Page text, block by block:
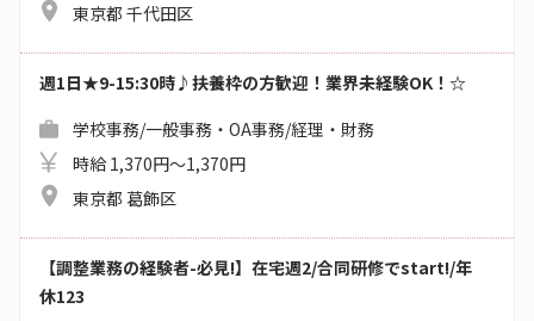
東京都 千代田区
週1日★9-15:30時♪扶養枠の方歓迎！業界未経験OK！☆
学校事務/一般事務・OA事務/経理・財務
時給 1,370円～1,370円
東京都 葛飾区
【調整業務の経験者-必見!】在宅週2/合同研修でstart!/年
休123